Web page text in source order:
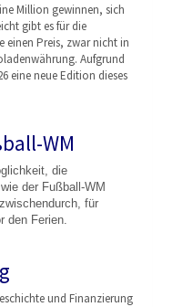
Million gewinnen, sich
gibt es für die
einen Preis, zwar nicht in
Aufgrund
eine neue Edition dieses
WM
die
der Fußball-WM
für
den Ferien.
e und Finanzierung